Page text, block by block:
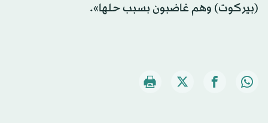
(بيركوت) وهم غاضبون بسبب حلها».